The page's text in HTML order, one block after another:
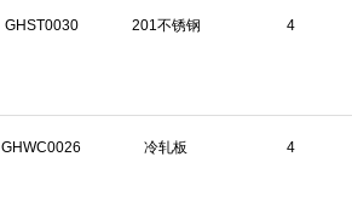
GHST0030 201不锈钢 4
GHWC0026 冷轧板 4